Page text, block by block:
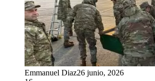
Emmanuel Diaz26 junio, 2026